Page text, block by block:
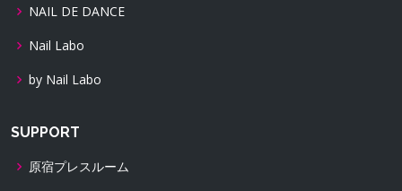
NAIL DE DANCE
Nail Labo
by Nail Labo
SUPPORT
原宿プレスルーム